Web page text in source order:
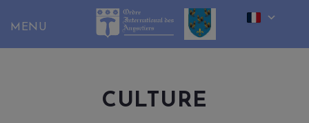
content
CULTURE